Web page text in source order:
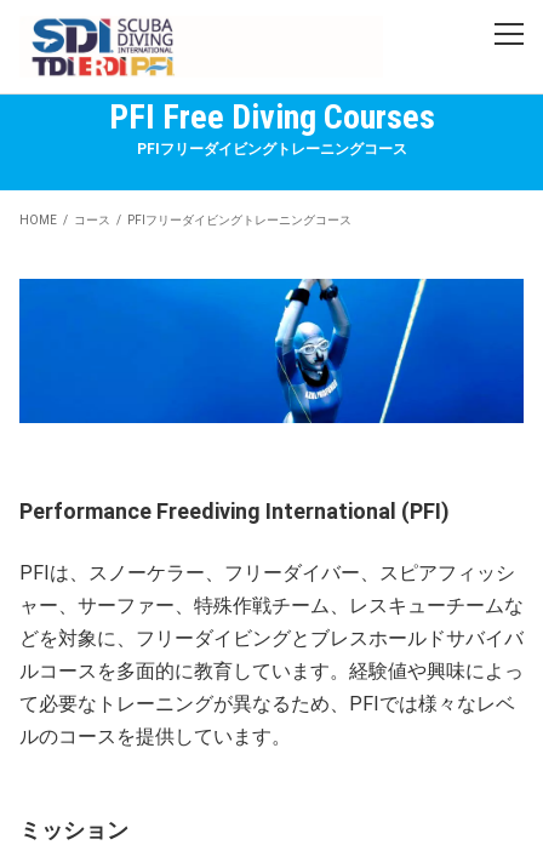
PFI Free Diving Courses
PFIフリーダイビングトレーニングコース
HOME コース PFIフリーダイビングトレーニングコース
Performance Freediving International (PFI)
PFIは、スノーケラー、フリーダイバー、スピアフィッシ
ャー、サーファー、特殊作戦チーム、レスキューチームな
どを対象に、フリーダイビングとブレスホールドサバイバ
ルコースを多面的に教育しています。経験値や興味によっ
て必要なトレーニングが異なるため、PFIでは様々なレベ
ルのコースを提供しています。
ミッション